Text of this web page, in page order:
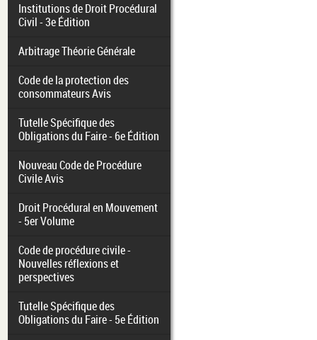
Institutions de Droit Procédural
Civil - 3e Édition
Arbitrage Théorie Générale
Code de la protection des
consommateurs Avis
Tutelle Spécifique des
Obligations du Faire - 6e Édition
Nouveau Code de Procédure
Civile Avis
Droit Procédural en Mouvement
- 5er Volume
Code de procédure civile -
Nouvelles réflexions et
perspectives
Tutelle Spécifique des
Obligations du Faire - 5e Édition